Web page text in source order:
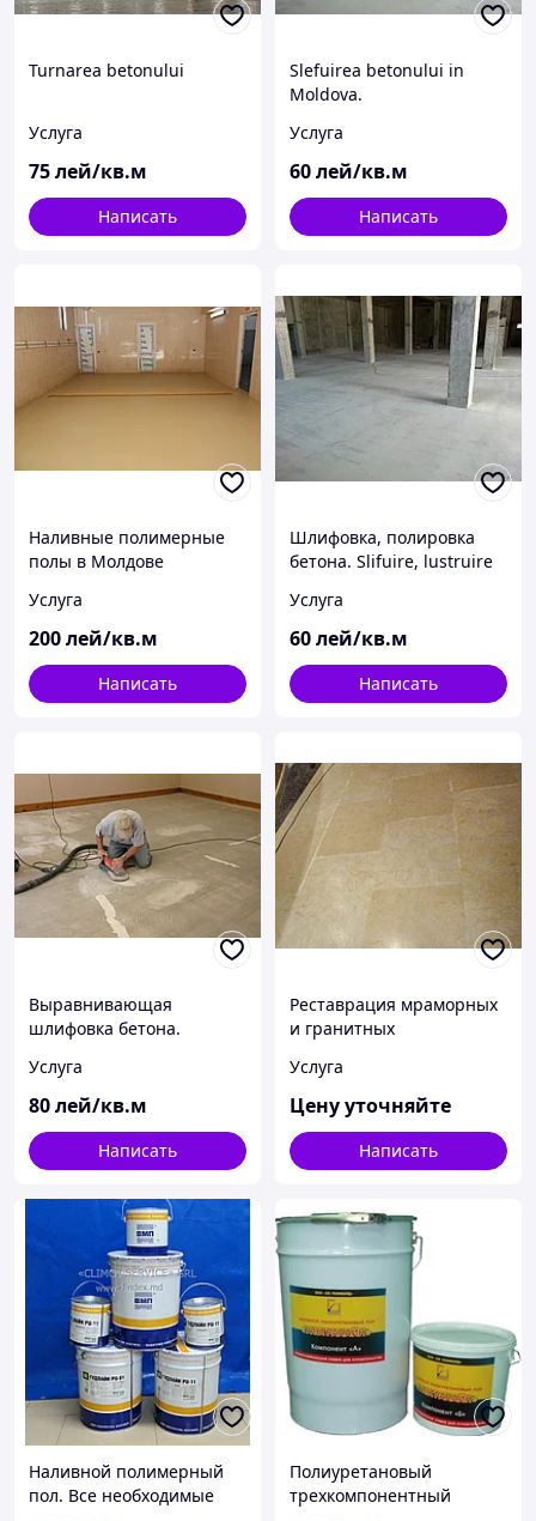
Turnarea betonului
Услуга
75лей/кв.м
Написать
Slefuirea betonului in
Moldova.
Услуга
60лей/кв.м
Написать
Наливные полимерные
полы в Молдове
Услуга
200лей/кв.м
Написать
Шлифовка, полировка
бетона. Slifuire, lustruire
Услуга
60лей/кв.м
Написать
Выравнивающая
шлифовка бетона.
сколов, раковин.
Услуга
80лей/кв.м
Написать
Реставрация мраморных
и гранитных
suprafatelor de marmura
si granit.
Услуга
Цену уточняйте
Написать
Наливной полимерный
пол. Все необходимые
Полиуретановый
трехкомпонентный